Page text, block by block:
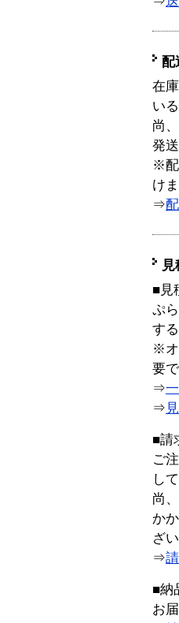
配
在
い
尚
発
※配
け
⇒
■見
ぷ
す
※オ
要で
⇒
⇒
■請
ご
し
尚
か
ざ
⇒
■納
お